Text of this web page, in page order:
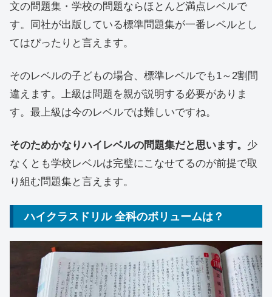
文の問題集・学校の問題ならほとんど満点レベルで
す。同社が出版している標準問題集が一番レベルとし
てはぴったりと言えます。
そのレベルの子どもの場合、標準レベルでも1～2割間
違えます。上級は問題を親が説明する必要がありま
す。最上級は今のレベルでは難しいですね。
そのためかなりハイレベルの問題集だと思います。 少
なくとも学校レベルは完璧にこなせてるのが前提で取
り組む問題集と言えます。
ハイクラスドリル 全科のボリュームは？